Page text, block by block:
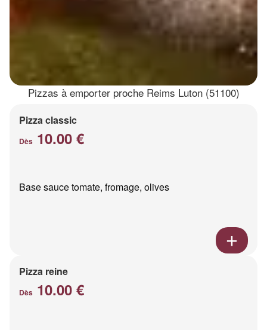
Pizzas à emporter proche Reims Luton (51100)
Pizza classic
Dès 10.00 €
Base sauce tomate, fromage, olives
Pizza reine
Dès 10.00 €